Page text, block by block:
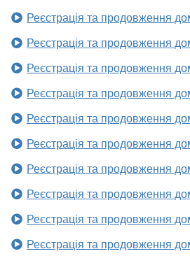
Реєстрація та продовження
Реєстрація та продовження
Реєстрація та продовження
Реєстрація та продовження
Реєстрація та продовження
Реєстрація та продовження
Реєстрація та продовження
Реєстрація та продовження
Реєстрація та продовження
Реєстрація та продовження